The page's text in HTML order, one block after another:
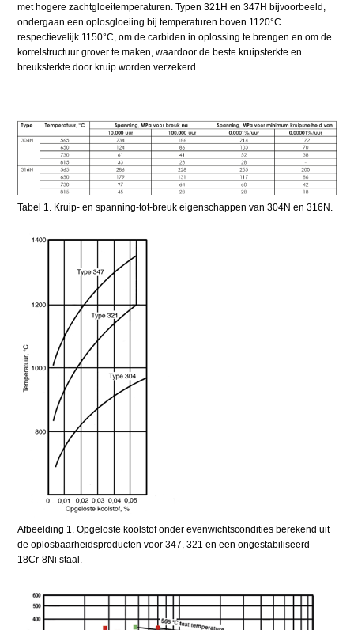
met hogere zachtgloeitemperaturen. Typen 321H en 347H bijvoorbeeld,
ondergaan een oplosgloeiing bij temperaturen boven 1120°C
respectievelijk 1150°C, om de carbiden in oplossing te brengen en om de
korrelstructuur grover te maken, waardoor de beste kruipsterkte en
breuksterkte door kruip worden verzekerd.
Tabel 1. Kruip- en spanning-tot-breuk eigenschappen van 304N en 316N.
Afbeelding 1. Opgeloste koolstof onder evenwichtscondities berekend uit
de oplosbaarheidsproducten voor 347, 321 en een ongestabiliseerd
18Cr-8Ni staal.